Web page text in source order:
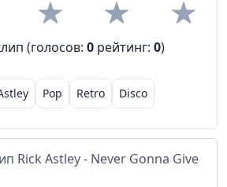
(голосов: 0 рейтинг: 0)
Pop Retro Disco
Rick Astley - Never Gonna Give